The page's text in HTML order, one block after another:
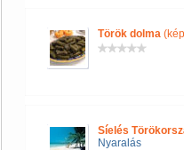
Török dolma
Síelés
Nyaralás